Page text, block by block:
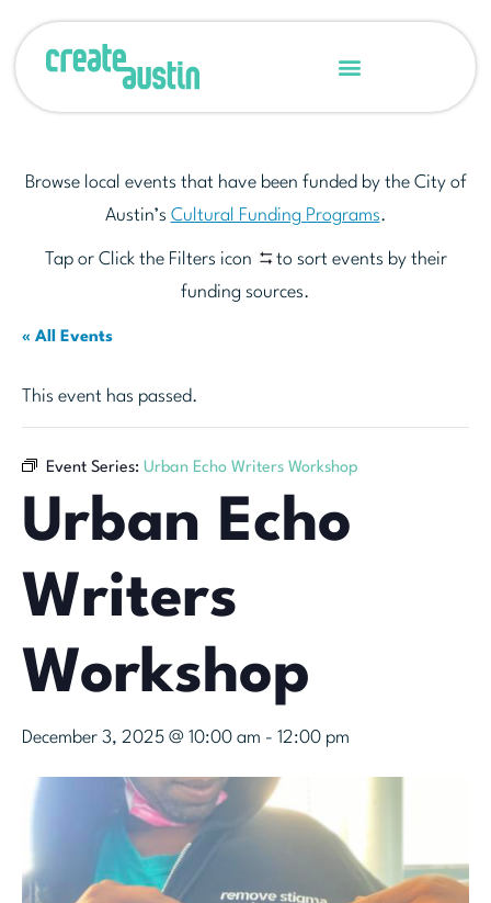
Browse local events that have been funded by the City of
Austin’s Cultural Funding Programs.
Tap or Click the Filters icon
to sort events by their
funding sources.
« All Events
This event has passed.
Event Series: Urban Echo Writers Workshop
Urban Echo
Writers
Workshop
December 3, 2025 @ 10:00 am - 12:00 pm